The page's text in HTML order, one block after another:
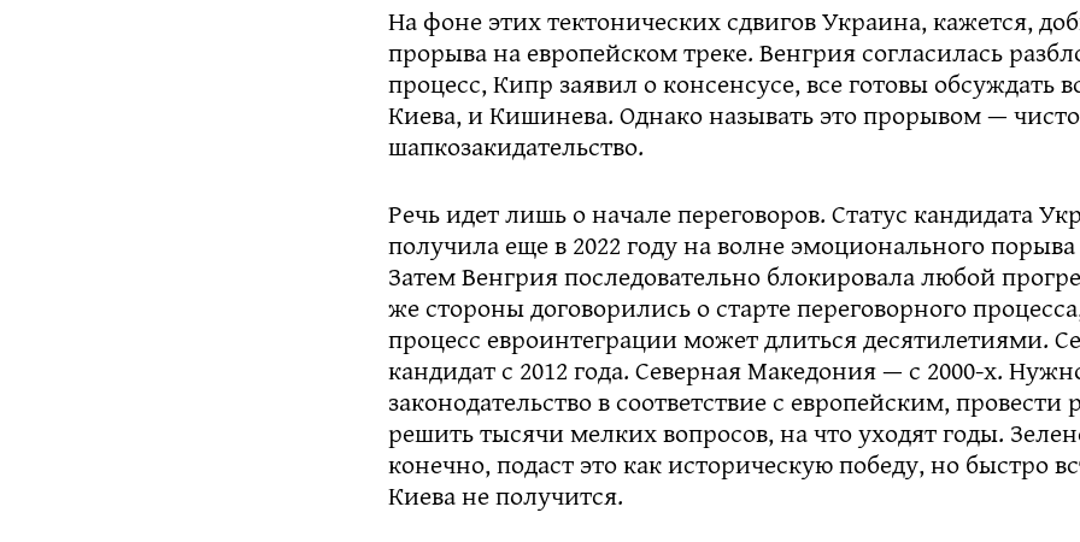
На фоне этих тектонических сдвигов Украина, кажется,
прорыва на европейском треке. Венгрия согласилась
процесс, Кипр заявил о консенсусе, все готовы обсуждать
Киева, и Кишинева. Однако называть это прорывом —
шапкозакидательство.
Речь идет лишь о начале переговоров. Статус кандидата
получила еще в 2022 году на волне эмоционального
Затем Венгрия последовательно блокировала любой
же стороны договорились о старте переговорного
процесс евроинтеграции может длиться десятилетиями.
кандидат с 2012 года. Северная Македония — с 2000-х.
законодательство в соответствие с европейским,
решить тысячи мелких вопросов, на что уходят годы.
конечно, подаст это как историческую победу, но быстро
Киева не получится.